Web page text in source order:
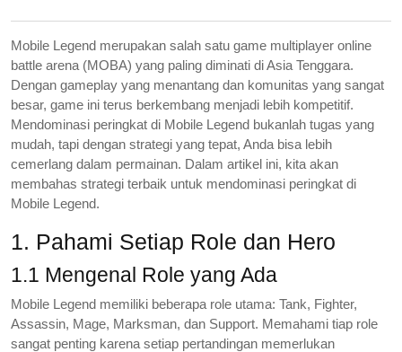
Mobile Legend merupakan salah satu game multiplayer online
battle arena (MOBA) yang paling diminati di Asia Tenggara.
Dengan gameplay yang menantang dan komunitas yang sangat
besar, game ini terus berkembang menjadi lebih kompetitif.
Mendominasi peringkat di Mobile Legend bukanlah tugas yang
mudah, tapi dengan strategi yang tepat, Anda bisa lebih
cemerlang dalam permainan. Dalam artikel ini, kita akan
membahas strategi terbaik untuk mendominasi peringkat di
Mobile Legend.
1. Pahami Setiap Role dan Hero
1.1 Mengenal Role yang Ada
Mobile Legend memiliki beberapa role utama: Tank, Fighter,
Assassin, Mage, Marksman, dan Support. Memahami tiap role
sangat penting karena setiap pertandingan memerlukan